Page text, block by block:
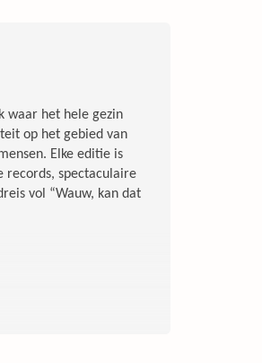
waar het hele gezin
op het gebied van
Elke editie is
records, spectaculaire
vol “Wauw, kan dat